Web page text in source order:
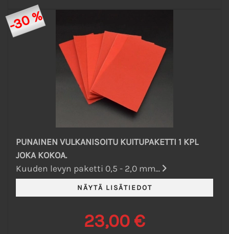
-30 %
PUNAINEN VULKANISOITU KUITUPAKETTI 1 KPL
JOKA KOKOA.
Kuuden levyn paketti 0,5 - 2,0 mm...
23,00 €